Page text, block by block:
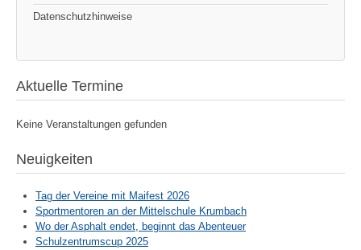
Datenschutzhinweise
Aktuelle Termine
Keine Veranstaltungen gefunden
Neuigkeiten
Tag der Vereine mit Maifest 2026
Sportmentoren an der Mittelschule Krumbach
Wo der Asphalt endet, beginnt das Abenteuer
Schulzentrumscup 2025